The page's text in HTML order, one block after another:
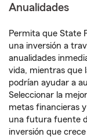
Anualidades
Permita que State
una inversión a
anualidades
vida, mientras que
podrían ayudar a
Seleccionar la
metas financieras
una futura fuente
inversión que